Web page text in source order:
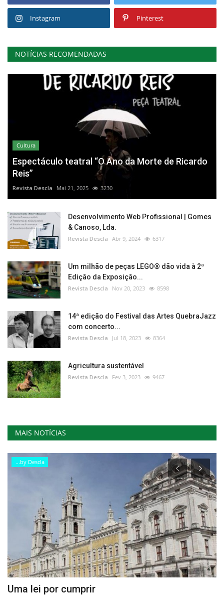
Instagram Pinterest
NOTÍCIAS RECOMENDADAS
Cultura
Espectáculo teatral “O Ano da Morte de Ricardo
Reis”
Revista Descla Mai 21, 2025 3230
Desenvolvimento Web Profissional | Gomes
& Canoso, Lda.
Revista Descla Abr 9, 2024 6317
Um milhão de peças LEGO® dão vida à 2ª
Edição da Exposição...
Revista Descla Nov 20, 2023 8598
14ª edição do Festival das Artes QuebraJazz
com concerto...
Revista Descla Jul 18, 2023 8364
Agricultura sustentável
Revista Descla Fev 3, 2023 9467
MAIS NOTÍCIAS
...by Descla
Uma lei por cumprir